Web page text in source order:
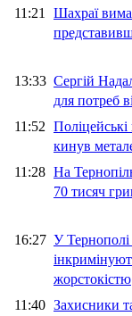
11:21 Шахраї
13:33 Сергій
для потреб
11:52
кинув
11:28 На
70 тисяч
16:27 У Тернополі
жорстокістю
11:40 Захисники